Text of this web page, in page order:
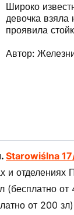
Широко
девочка
проявила
Автор:
Starowiślna
и отделениях
от
от 200